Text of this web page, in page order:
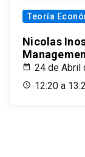
Teoría
Nicolas
24 de Abril
12:20 a